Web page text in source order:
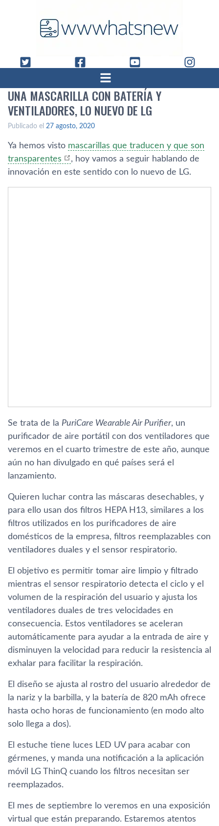
UNA MASCARILLA CON BATERÍA Y
VENTILADORES, LO NUEVO DE LG
Publicado el 27 agosto, 2020
Ya hemos visto mascarillas que traducen y que son
transparentes
, hoy vamos a seguir hablando de
innovación en este sentido con lo nuevo de LG.
Se trata de la PuriCare Wearable Air Purifier, un
purificador de aire portátil con dos ventiladores que
veremos en el cuarto trimestre de este año, aunque
aún no han divulgado en qué países será el
lanzamiento.
Quieren luchar contra las máscaras desechables, y
para ello usan dos filtros HEPA H13, similares a los
filtros utilizados en los purificadores de aire
domésticos de la empresa, filtros reemplazables con
ventiladores duales y el sensor respiratorio.
El objetivo es permitir tomar aire limpio y filtrado
mientras el sensor respiratorio detecta el ciclo y el
volumen de la respiración del usuario y ajusta los
ventiladores duales de tres velocidades en
consecuencia. Estos ventiladores se aceleran
automáticamente para ayudar a la entrada de aire y
disminuyen la velocidad para reducir la resistencia al
exhalar para facilitar la respiración.
El diseño se ajusta al rostro del usuario alrededor de
la nariz y la barbilla, y la batería de 820 mAh ofrece
hasta ocho horas de funcionamiento (en modo alto
solo llega a dos).
El estuche tiene luces LED UV para acabar con
gérmenes, y manda una notificación a la aplicación
móvil LG ThinQ cuando los filtros necesitan ser
reemplazados.
El mes de septiembre lo veremos en una exposición
virtual que están preparando. Estaremos atentos